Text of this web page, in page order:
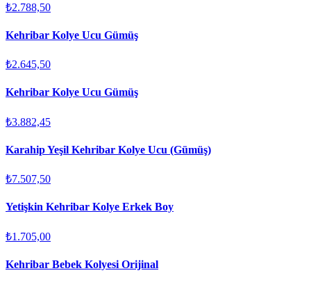
₺2.788,50
Kehribar Kolye Ucu Gümüş
₺2.645,50
Kehribar Kolye Ucu Gümüş
₺3.882,45
Karahip Yeşil Kehribar Kolye Ucu (Gümüş)
₺7.507,50
Yetişkin Kehribar Kolye Erkek Boy
₺1.705,00
Kehribar Bebek Kolyesi Orijinal